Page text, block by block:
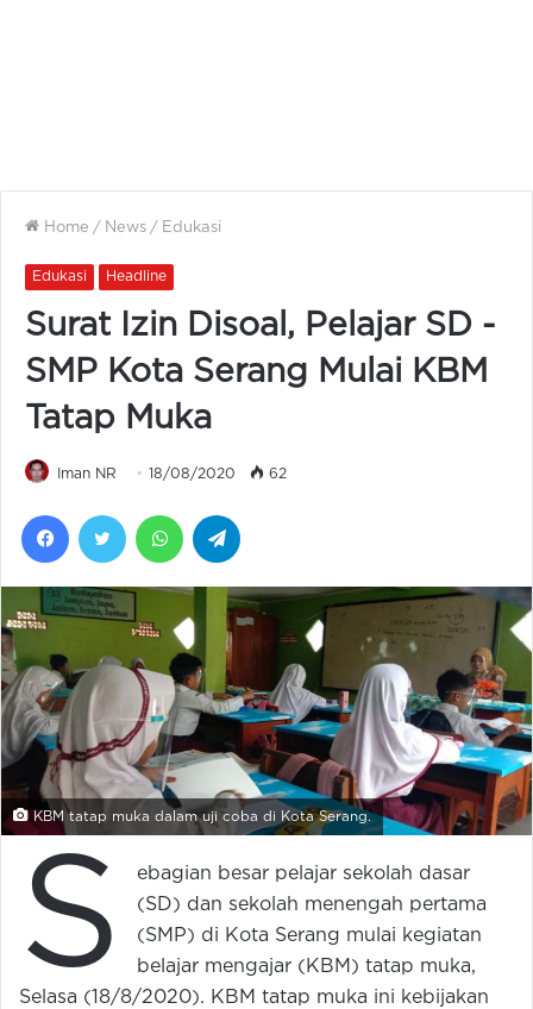
Home / News / Edukasi
Edukasi Headline
Surat Izin Disoal, Pelajar SD -
SMP Kota Serang Mulai KBM
Tatap Muka
Iman NR 18/08/2020 62
FacebookTwitter WhatsApp
KBM tatap muka dalam uji coba di Kota Serang.
S
ebagian besar pelajar sekolah dasar
(SD) dan sekolah menengah pertama
(SMP) di Kota Serang mulai kegiatan
belajar mengajar (KBM) tatap muka,
Selasa (18/8/2020). KBM tatap muka ini kebijakan